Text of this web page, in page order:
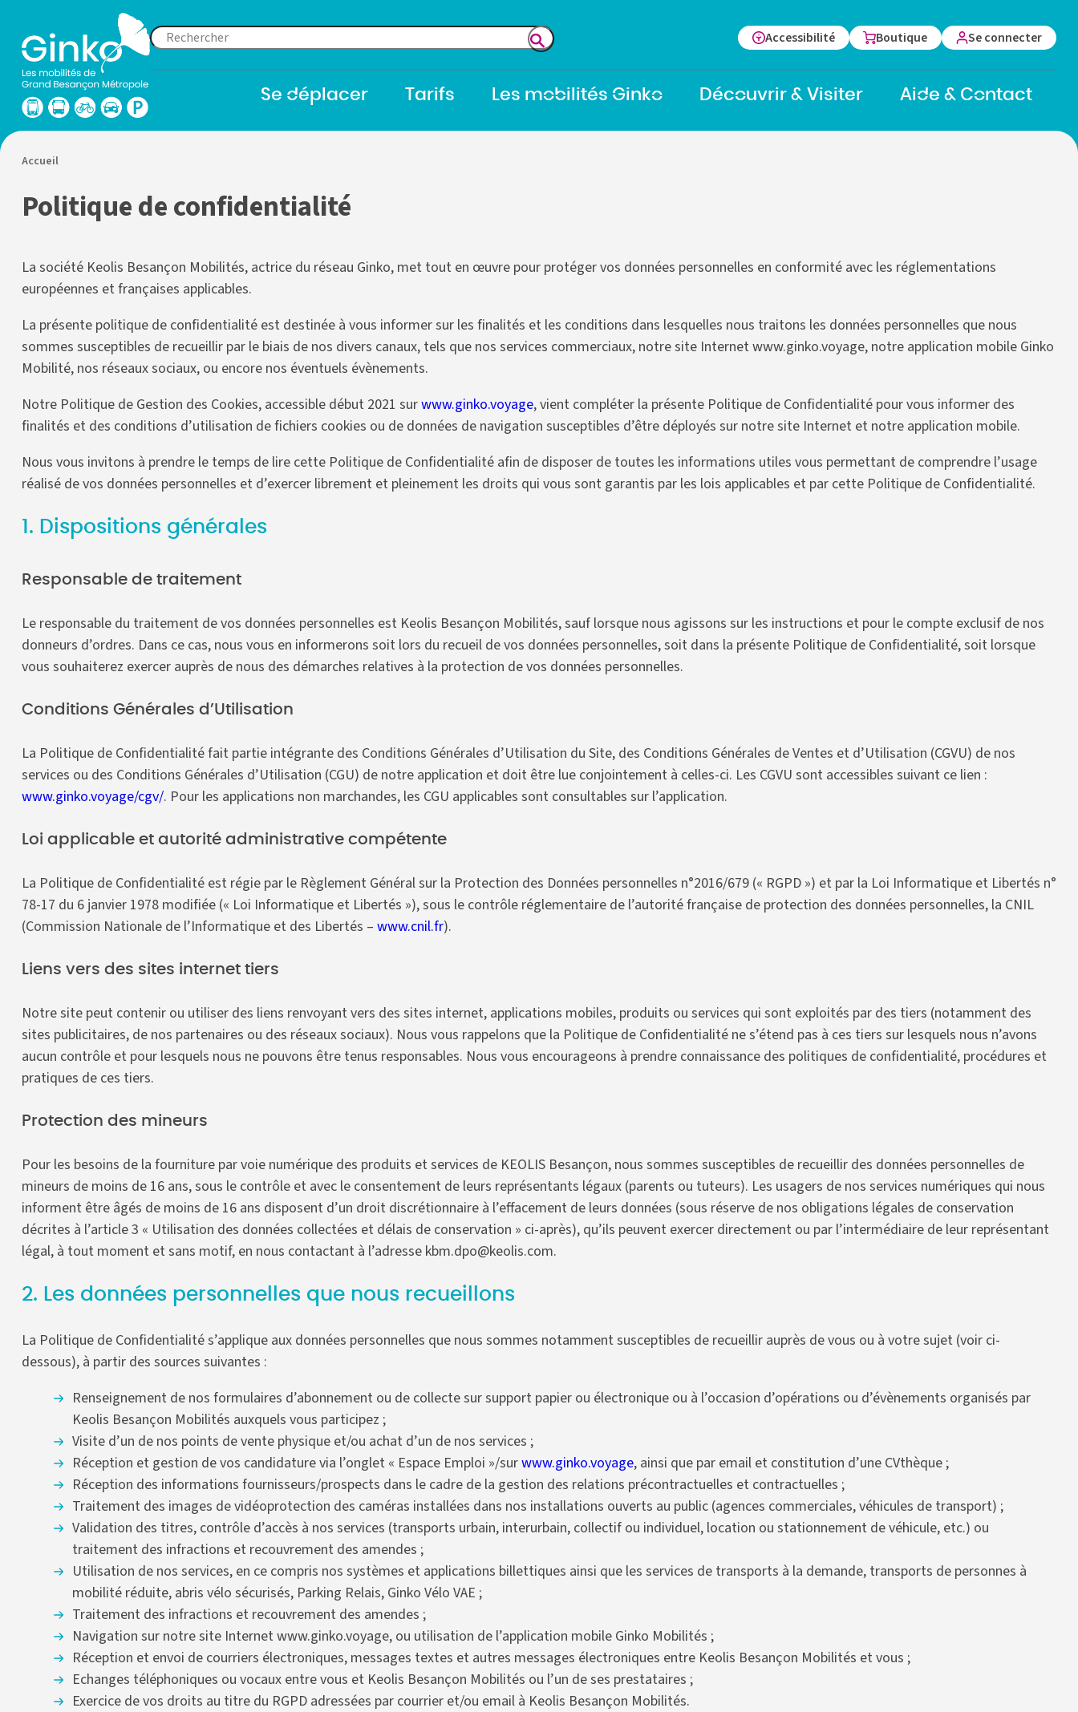
Les
mobilités
de
Grand
Métropole
Soumettre
recherche
Accessibilité Boutique Se connecter
menu
Se déplacer
Ouvrir
sous-
Tarifs
Ouvrir
sous-
Les mobilités Ginko
Ouvrir
sous-
Découvrir & Visiter
Ouvrir
sous-
Aide & Contact
Ouvrir
sous-
Accueil
Politique de confidentialité
La société Keolis Besançon Mobilités, actrice du réseau Ginko, met tout en œuvre pour protéger vos données personnelles en conformité avec les réglementations
européennes et françaises applicables.
La présente politique de confidentialité est destinée à vous informer sur les finalités et les conditions dans lesquelles nous traitons les données personnelles que nous
sommes susceptibles de recueillir par le biais de nos divers canaux, tels que nos services commerciaux, notre site Internet www.ginko.voyage, notre application mobile Ginko
Mobilité, nos réseaux sociaux, ou encore nos éventuels évènements.
Notre Politique de Gestion des Cookies, accessible début 2021 surwww.ginko.voyage, vient compléter la présente Politique de Confidentialité pour vous informer des
finalités et des conditions d’utilisation de fichiers cookies ou de données de navigation susceptibles d’être déployés sur notre site Internet et notre application mobile.
Nous vous invitons à prendre le temps de lire cette Politique de Confidentialité afin de disposer de toutes les informations utiles vous permettant de comprendre l’usage
réalisé de vos données personnelles et d’exercer librement et pleinement les droits qui vous sont garantis par les lois applicables et par cette Politique de Confidentialité.
1. Dispositions générales
Responsable de traitement
Le responsable du traitement de vos données personnelles est Keolis Besançon Mobilités, sauf lorsque nous agissons sur les instructions et pour le compte exclusif de nos
donneurs d’ordres. Dans ce cas, nous vous en informerons soit lors du recueil de vos données personnelles, soit dans la présente Politique de Confidentialité, soit lorsque
vous souhaiterez exercer auprès de nous des démarches relatives à la protection de vos données personnelles.
Conditions Générales d’Utilisation
La Politique de Confidentialité fait partie intégrante des Conditions Générales d’Utilisation du Site, des Conditions Générales de Ventes et d’Utilisation (CGVU) de nos
services ou des Conditions Générales d’Utilisation (CGU) de notre application et doit être lue conjointement à celles-ci. Les CGVU sont accessibles suivant ce lien :
www.ginko.voyage/cgv/. Pour les applications non marchandes, les CGU applicables sont consultables sur l’application.
Loi applicable et autorité administrative compétente
La Politique de Confidentialité est régie par le Règlement Général sur la Protection des Données personnelles n°2016/679 (« RGPD ») et par la Loi Informatique et Libertés n°
78-17 du 6 janvier 1978 modifiée (« Loi Informatique et Libertés »), sous le contrôle réglementaire de l’autorité française de protection des données personnelles, la CNIL
(Commission Nationale de l’Informatique et des Libertés – www.cnil.fr).
Liens vers des sites internet tiers
Notre site peut contenir ou utiliser des liens renvoyant vers des sites internet, applications mobiles, produits ou services qui sont exploités par des tiers (notamment des
sites publicitaires, de nos partenaires ou des réseaux sociaux). Nous vous rappelons que la Politique de Confidentialité ne s’étend pas à ces tiers sur lesquels nous n’avons
aucun contrôle et pour lesquels nous ne pouvons être tenus responsables. Nous vous encourageons à prendre connaissance des politiques de confidentialité, procédures et
pratiques de ces tiers.
Protection des mineurs
Pour les besoins de la fourniture par voie numérique des produits et services de KEOLIS Besançon, nous sommes susceptibles de recueillir des données personnelles de
mineurs de moins de 16 ans, sous le contrôle et avec le consentement de leurs représentants légaux (parents ou tuteurs). Les usagers de nos services numériques qui nous
informent être âgés de moins de 16 ans disposent d’un droit discrétionnaire à l’effacement de leurs données (sous réserve de nos obligations légales de conservation
décrites à l’article 3 « Utilisation des données collectées et délais de conservation » ci-après), qu’ils peuvent exercer directement ou par l’intermédiaire de leur représentant
légal, à tout moment et sans motif, en nous contactant à l’adresse kbm.dpo@keolis.com.
2. Les données personnelles que nous recueillons
La Politique de Confidentialité s’applique aux données personnelles que nous sommes notamment susceptibles de recueillir auprès de vous ou à votre sujet (voir ci-
dessous), à partir des sources suivantes :
Renseignement de nos formulaires d’abonnement ou de collecte sur support papier ou électronique ou à l’occasion d’opérations ou d’évènements organisés par
Keolis Besançon Mobilités auxquels vous participez ;
Visite d’un de nos points de vente physique et/ou achat d’un de nos services ;
Réception et gestion de vos candidature via l’onglet « Espace Emploi »/surwww.ginko.voyage, ainsi que par email et constitution d’une CVthèque ;
Réception des informations fournisseurs/prospects dans le cadre de la gestion des relations précontractuelles et contractuelles ;
Traitement des images de vidéoprotection des caméras installées dans nos installations ouverts au public (agences commerciales, véhicules de transport) ;
Validation des titres, contrôle d’accès à nos services (transports urbain, interurbain, collectif ou individuel, location ou stationnement de véhicule, etc.) ou
traitement des infractions et recouvrement des amendes ;
Utilisation de nos services, en ce compris nos systèmes et applications billettiques ainsi que les services de transports à la demande, transports de personnes à
mobilité réduite, abris vélo sécurisés, Parking Relais, Ginko Vélo VAE ;
Traitement des infractions et recouvrement des amendes ;
Navigation sur notre site Internet www.ginko.voyage, ou utilisation de l’application mobile Ginko Mobilités ;
Réception et envoi de courriers électroniques, messages textes et autres messages électroniques entre Keolis Besançon Mobilités et vous ;
Echanges téléphoniques ou vocaux entre vous et Keolis Besançon Mobilités ou l’un de ses prestataires ;
Exercice de vos droits au titre du RGPD adressées par courrier et/ou email à Keolis Besançon Mobilités.